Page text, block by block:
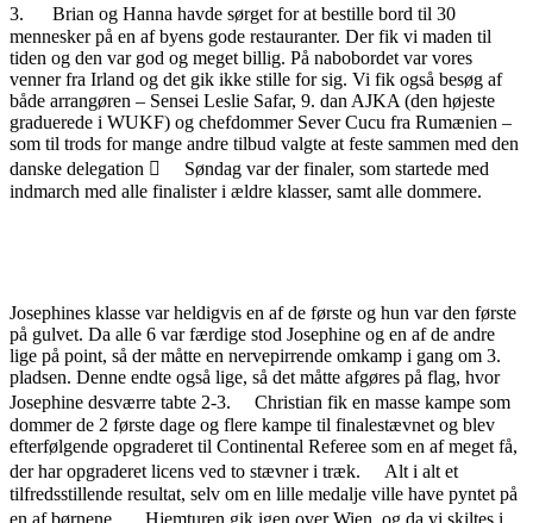
3. Brian og Hanna havde sørget for at bestille bord til 30
mennesker på en af byens gode restauranter. Der fik vi maden til
tiden og den var god og meget billig. På nabobordet var vores
venner fra Irland og det gik ikke stille for sig. Vi fik også besøg af
både arrangøren – Sensei Leslie Safar, 9. dan AJKA (den højeste
graduerede i WUKF) og chefdommer Sever Cucu fra Rumænien –
som til trods for mange andre tilbud valgte at feste sammen med den
danske delegation  Søndag var der finaler, som startede med
indmarch med alle finalister i ældre klasser, samt alle dommere.
Josephines klasse var heldigvis en af de første og hun var den første
på gulvet. Da alle 6 var færdige stod Josephine og en af de andre
lige på point, så der måtte en nervepirrende omkamp i gang om 3.
pladsen. Denne endte også lige, så det måtte afgøres på flag, hvor
Josephine desværre tabte 2-3. Christian fik en masse kampe som
dommer de 2 første dage og flere kampe til finalestævnet og blev
efterfølgende opgraderet til Continental Referee som en af meget få,
der har opgraderet licens ved to stævner i træk. Alt i alt et
tilfredsstillende resultat, selv om en lille medalje ville have pyntet på